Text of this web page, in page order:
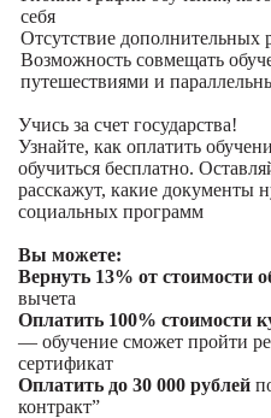
себя
Отсутствие дополнительных
Возможность совмещать
путешествиями и
Учись за счет государства!
Узнайте, как оплатить
обучиться бесплатно.
расскажут, какие документы
социальных программ
Вы можете:
Вернуть 13% от стоимости
вычета
Оплатить 100% стоимости
— обучение сможет пройти
сертификат
Оплатить до 30 000 рублей
контракт”